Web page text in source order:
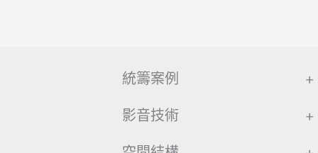
統籌案例 +
影音技術 +